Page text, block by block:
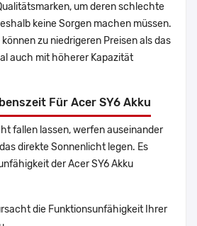
um deren schlechte
keine Sorgen machen müssen.
zu niedrigeren Preisen als das
auch mit höherer Kapazität
Für Acer SY6 Akku
fallen lassen, werfen auseinander
direkte Sonnenlicht legen. Es
der Acer SY6 Akku
die Funktionsunfähigkeit Ihrer